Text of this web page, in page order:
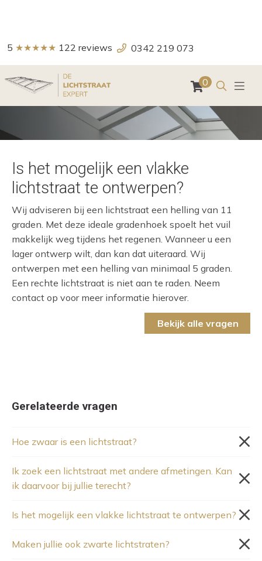
5 ★★★★★ 122 reviews 0342 219 073
0 Zoeken
Veelgestelde vraag
Is het mogelijk een vlakke
lichtstraat te ontwerpen?
Wij adviseren bij een lichtstraat een helling van 11
graden. Met deze ideale gradenhoek spoelt het vuil
makkelijk weg tijdens het regenen. Wanneer u een
lager ontwerp wilt, dan kan dat uiteraard. Wij
ontwerpen met een helling van minimaal 5 graden.
Een rechte lichtstraat is niet aan te raden. Neem
contact op voor meer informatie hierover.
Bekijk alle vragen
Gerelateerde vragen
Hoe zwaar is een lichtstraat?
Ik zoek een lichtstraat met andere afmetingen. Kan
ik daarvoor bij jullie terecht?
Is het mogelijk een vlakke lichtstraat te ontwerpen?
Maken jullie ook zwarte lichtstraten?